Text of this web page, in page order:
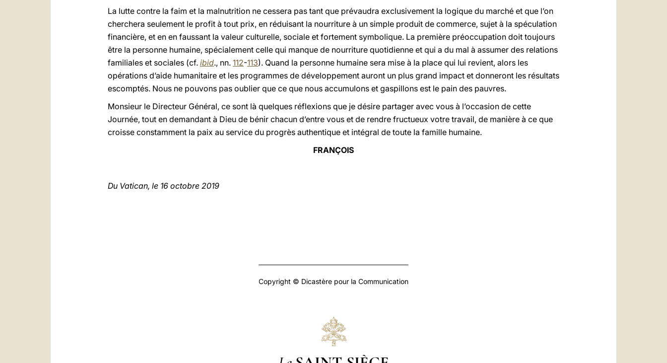
La lutte contre la faim et la malnutrition ne cessera pas tant que prévaudra exclusivement la logique du marché et que l’on
cherchera seulement le profit à tout prix, en réduisant la nourriture à un simple produit de commerce, sujet à la spéculation
financière, et en en faussant la valeur culturelle, sociale et fortement symbolique. La première préoccupation doit toujours
être la personne humaine, spécialement celle qui manque de nourriture quotidienne et qui a du mal à assumer des relations
familiales et sociales (cf. ibid., nn. 112-113). Quand la personne humaine sera mise à la place qui lui revient, alors les
opérations d’aide humanitaire et les programmes de développement auront un plus grand impact et donneront les résultats
escomptés. Nous ne pouvons pas oublier que ce que nous accumulons et gaspillons est le pain des pauvres.
Monsieur le Directeur Général, ce sont là quelques réflexions que je désire partager avec vous à l’occasion de cette
Journée, tout en demandant à Dieu de bénir chacun d’entre vous et de rendre fructueux votre travail, de manière à ce que
croisse constamment la paix au service du progrès authentique et intégral de toute la famille humaine.
FRANÇOIS
Du Vatican, le 16 octobre 2019
Copyright © Dicastère pour la Communication